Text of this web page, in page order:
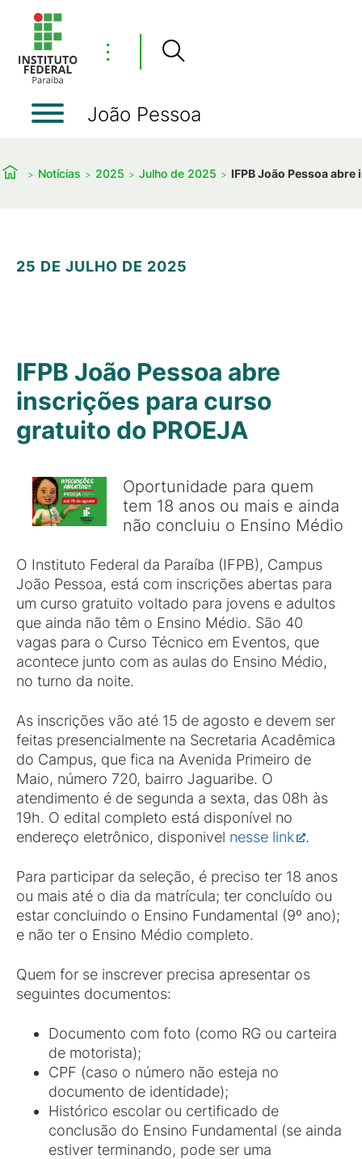
⋮
João Pessoa
Notícias 2025 Julho de 2025 IFPB João Pessoa
25 DE JULHO DE 2025
IFPB João Pessoa abre
inscrições para curso
gratuito do PROEJA
Oportunidade para quem
tem 18 anos ou mais e ainda
não concluiu o Ensino Médio
O Instituto Federal da Paraíba (IFPB), Campus
João Pessoa, está com inscrições abertas para
um curso gratuito voltado para jovens e adultos
que ainda não têm o Ensino Médio. São 40
vagas para o Curso Técnico em Eventos, que
acontece junto com as aulas do Ensino Médio,
no turno da noite.
As inscrições vão até 15 de agosto e devem ser
feitas presencialmente na Secretaria Acadêmica
do Campus, que fica na Avenida Primeiro de
Maio, número 720, bairro Jaguaribe. O
atendimento é de segunda a sexta, das 08h às
19h. O edital completo está disponível no
endereço eletrônico, disponivel nesse link .
Para participar da seleção, é preciso ter 18 anos
ou mais até o dia da matrícula; ter concluído ou
estar concluindo o Ensino Fundamental (9º ano);
e não ter o Ensino Médio completo.
Quem for se inscrever precisa apresentar os
seguintes documentos:
Documento com foto (como RG ou carteira
de motorista);
CPF (caso o número não esteja no
documento de identidade);
Histórico escolar ou certificado de
conclusão do Ensino Fundamental (se ainda
estiver terminando, pode ser uma